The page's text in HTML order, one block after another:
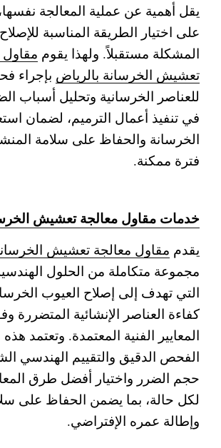
يقل أهمية عن عملية المعالجة
على اختيار الطريقة المناسبة
المشكلة مستقبلاً. ولهذا يقوم مقاول
تعشيش الخرسانة بالرياض بإجراء
للعناصر الخرسانية وتحليل أسباب
في تنفيذ أعمال الترميم، لضمان
الخرسانة والحفاظ على سلامة
فترة ممكنة.
خدمات مقاول معالجة تعشيش
يقدم مقاول معالجة تعشيش
مجموعة متكاملة من الحلول
التي تهدف إلى إصلاح العيوب
كفاءة العناصر الإنشائية المتضررة
المعايير الفنية المعتمدة. وتعتمد
الفحص الدقيق والتقييم الهندسي
حجم الضرر واختيار أفضل طرق
لكل حالة، بما يضمن الحفاظ على
وإطالة عمره الإفتراضي.